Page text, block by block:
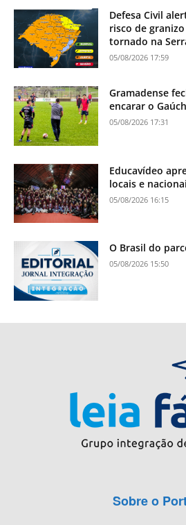
Defesa Civil
risco de
tornado na
05/08/2026 17:59
Gramadense
encarar o
05/08/2026 17:31
Educavídeo
locais e
05/08/2026 16:15
O Brasil do
05/08/2026 15:50
Sobre o